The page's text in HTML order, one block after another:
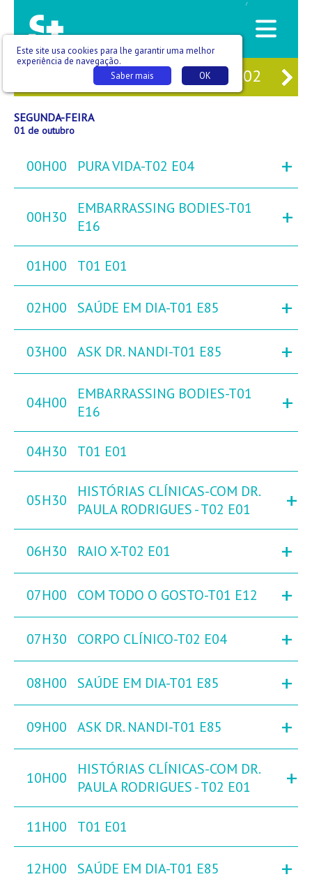
/
30 SEG 01 TER 02
SEGUNDA-FEIRA
01 de outubro
00H00 PURA VIDA-T02 E04 +
00H30
EMBARRASSING BODIES-T01
E16
+
01H00 T01 E01
02H00 SAÚDE EM DIA-T01 E85 +
03H00 ASK DR. NANDI-T01 E85 +
04H00
EMBARRASSING BODIES-T01
E16
+
04H30 T01 E01
05H30
HISTÓRIAS CLÍNICAS-COM DR.
PAULA RODRIGUES - T02 E01
+
06H30 RAIO X-T02 E01 +
07H00 COM TODO O GOSTO-T01 E12 +
07H30 CORPO CLÍNICO-T02 E04 +
08H00 SAÚDE EM DIA-T01 E85 +
09H00 ASK DR. NANDI-T01 E85 +
10H00
HISTÓRIAS CLÍNICAS-COM DR.
PAULA RODRIGUES - T02 E01
+
11H00 T01 E01
12H00 SAÚDE EM DIA-T01 E85 +
Este site usa cookies para lhe garantir uma melhor
experiência de navegação.
OK
Saber mais